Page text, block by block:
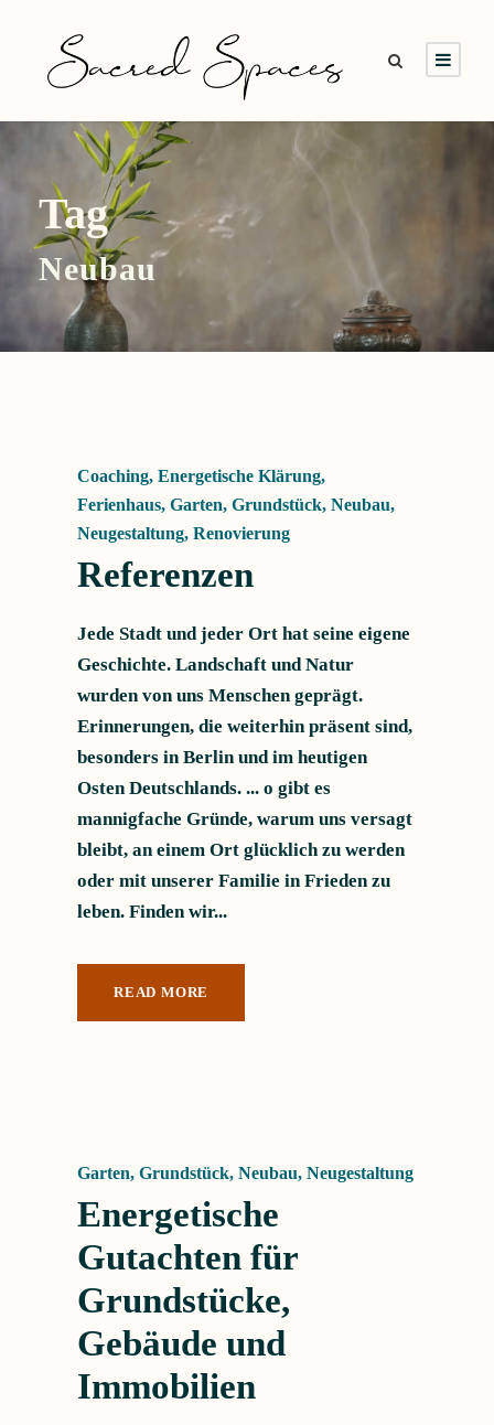
Tag
Neubau
Coaching, Energetische Klärung,
Ferienhaus, Garten, Grundstück, Neubau,
Neugestaltung, Renovierung
Referenzen
Jede Stadt und jeder Ort hat seine eigene
Geschichte. Landschaft und Natur
wurden von uns Menschen geprägt.
Erinnerungen, die weiterhin präsent sind,
besonders in Berlin und im heutigen
Osten Deutschlands. ... o gibt es
mannigfache Gründe, warum uns versagt
bleibt, an einem Ort glücklich zu werden
oder mit unserer Familie in Frieden zu
leben. Finden wir...
READ MORE
Garten, Grundstück, Neubau, Neugestaltung
Energetische
Gutachten für
Grundstücke,
Gebäude und
Immobilien